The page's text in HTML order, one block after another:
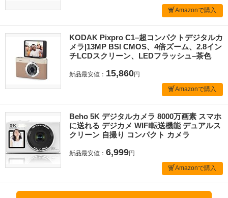
Amazonで購入
KODAK Pixpro C1–超コンパクトデジタルカ
メラ|13MP BSI CMOS、4倍ズーム、2.8イン
チLCDスクリーン、LEDフラッシュ–茶色
新品最安値： 15,860円
Amazonで購入
Beho 5K デジタルカメラ 8000万画素 スマホ
に送れる デジカメ WIFI転送機能 デュアルス
クリーン 自撮り コンパクト カメラ
新品最安値： 6,999円
Amazonで購入